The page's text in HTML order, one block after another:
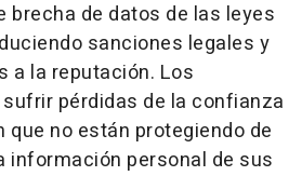
brecha de datos de las leyes
sanciones legales y
a la reputación. Los
pérdidas de la confianza
que no están protegiendo de
información personal de sus